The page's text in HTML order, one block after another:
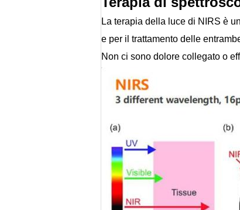
La terapia della luce di NIRS è
e per il trattamento delle
Non ci sono dolore collegato o